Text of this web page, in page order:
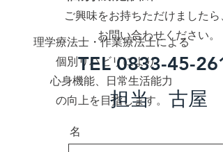
理学療法士・作業療法士による
個別リハビリにより、
心身機能、日常生活能力
​の向上を目指します。
ご興味をお持ちただけましたら
お問い合わせください。
​TEL0833-45-
担当 古屋
名